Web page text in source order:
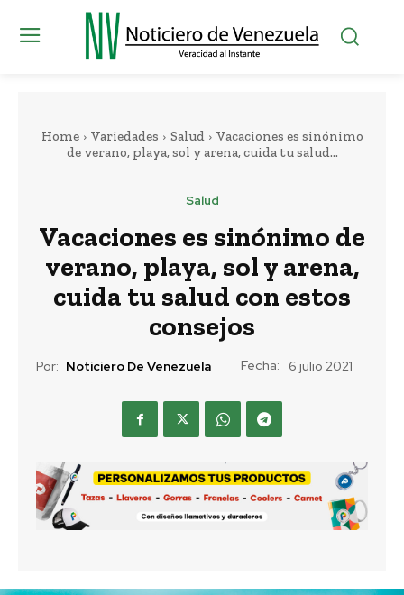
Home Variedades Salud
Vacaciones es sinónimo
de verano, playa, sol y arena, cuida tu salud...
Salud
Vacaciones es sinónimo de
verano, playa, sol y arena,
cuida tu salud con estos
consejos
Por: Noticiero De Venezuela Fecha: 6 julio 2021